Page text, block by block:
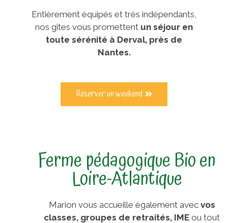
Entièrement équipés et très indépendants,
nos gîtes vous promettent un séjour en
toute sérénité à Derval, près de
Nantes.
Réserver un weekend
Ferme pédagogique Bio en
Loire-Atlantique
Marion vous accueille également avec vos
classes, groupes de retraités, IME ou tout